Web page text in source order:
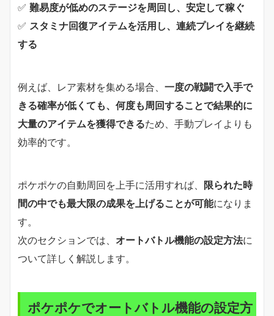
✅ 難易度が低めのステージを周回し、安定して稼ぐ
✅ スタミナ回復アイテムを活用し、連続プレイを継続
する
例えば、レア素材を集める場合、 一度の戦闘で入手で
きる確率が低くても、何度も周回することで結果的に
大量のアイテムを獲得できるため、手動プレイよりも
効率的です。
ポケポケの自動周回を上手に活用すれば、 限られた時
間の中でも最大限の成果を上げることが可能になりま
す。
次のセクションでは、 オートバトル機能の設定方法に
ついて詳しく解説します。
ポケポケでオートバトル機能の設定方